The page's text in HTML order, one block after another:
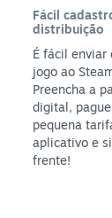
Fácil
distribuição
É fácil enviar
jogo ao
Preencha a
digital,
pequena
aplicativo e
frente!